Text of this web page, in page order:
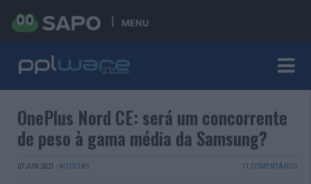
MENU
OnePlus Nord CE: será um concorrente
de peso à gama média da Samsung?
07 JUN 2021 · NOTÍCIAS 11 COMENTÁRIOS